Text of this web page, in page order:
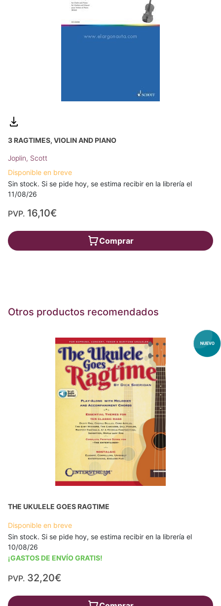
3 RAGTIMES, VIOLIN AND PIANO
Joplin, Scott
Disponible en breve
Sin stock. Si se pide hoy, se estima recibir en la librería el
11/08/26
PVP. 16,10€
Comprar
Otros productos recomendados
THE UKULELE GOES RAGTIME
Disponible en breve
Sin stock. Si se pide hoy, se estima recibir en la librería el
10/08/26
¡GASTOS DE ENVÍO GRATIS!
PVP. 32,20€